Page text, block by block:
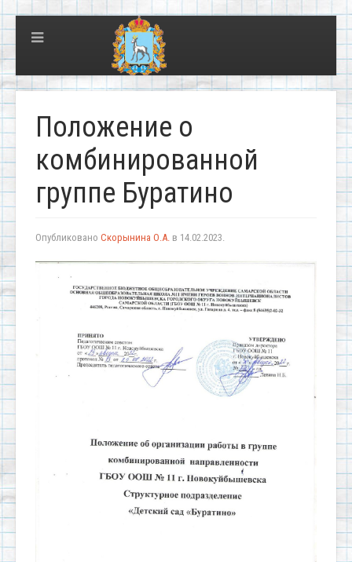
Положение о
комбинированной
группе Буратино
Опубликовано Скорынина О.А. в 14.02.2023.